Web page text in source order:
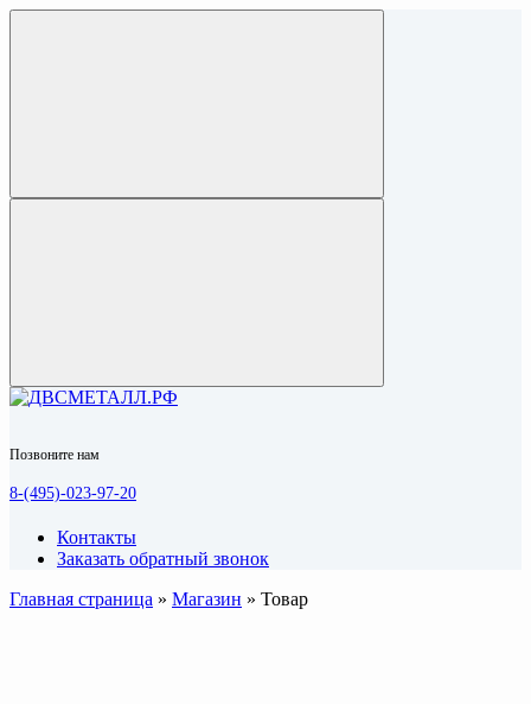
Позвоните нам
8-(495)-023-97-20
Контакты
Заказать обратный звонок
Главная страница » Магазин » Товар